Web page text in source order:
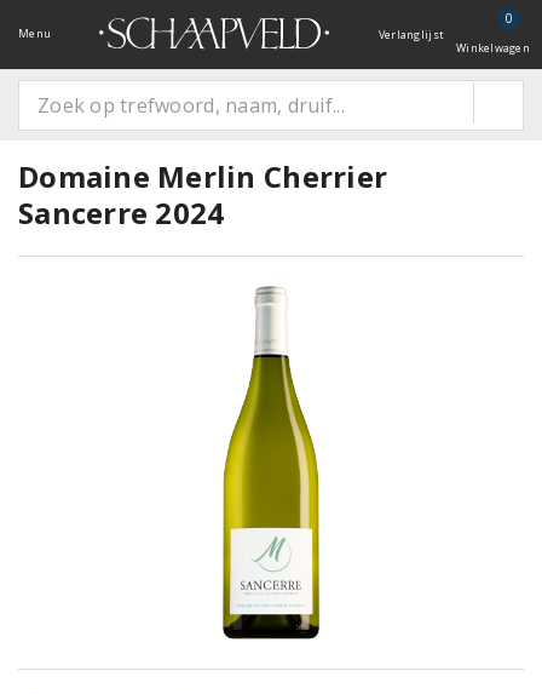
Menu Verlanglijst
0
Winkelwagen
Domaine Merlin Cherrier
Sancerre 2024